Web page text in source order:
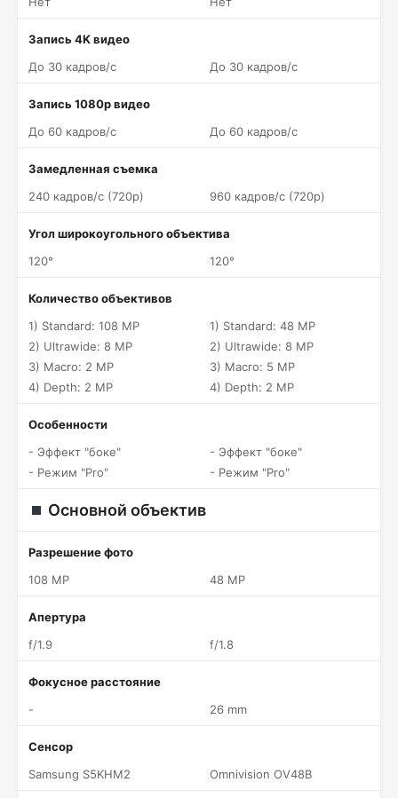
Запись 4K видео
До 30 кадров/c
До 30 кадров/c
Запись 1080p видео
До 60 кадров/c
До 60 кадров/c
Замедленная съемка
240 кадров/c (720p)
960 кадров/c (720p)
Угол широкоугольного объектива
120°
120°
Количество объективов
1) Standard: 108 MP
2) Ultrawide: 8 MP
3) Macro: 2 MP
4) Depth: 2 MP
1) Standard: 48 MP
2) Ultrawide: 8 MP
3) Macro: 5 MP
4) Depth: 2 MP
Особенности
- Эффект "боке"
- Режим "Pro"
- Эффект "боке"
- Режим "Pro"
Основной объектив
Разрешение фото
108 MP
48 MP
Апертура
f/1.9
f/1.8
Фокусное расстояние
-
26 mm
Сенсор
Samsung S5KHM2
Omnivision OV48B